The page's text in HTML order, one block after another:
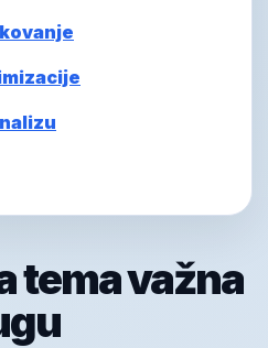
tema važna